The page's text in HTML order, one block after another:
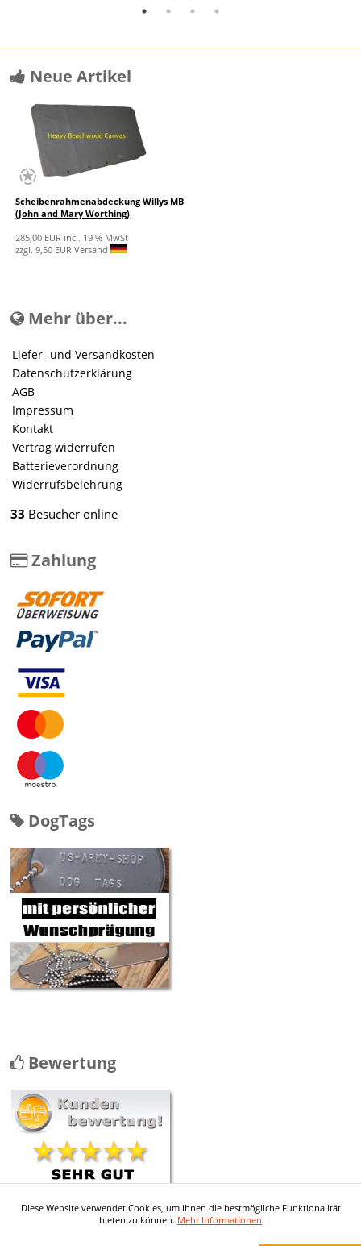
Neue Artikel
Scheibenrahmenabdeckung Willys MB
(John and Mary Worthing)
285,00 EUR incl. 19 % MwSt
zzgl. 9,50 EUR Versand
Mehr über...
Liefer- und Versandkosten
Datenschutzerklärung
AGB
Impressum
Kontakt
Vertrag widerrufen
Batterieverordnung
Widerrufsbelehrung
33 Besucher online
Zahlung
DogTags
Bewertung
mehr ...
Diese Website verwendet Cookies, um Ihnen die bestmögliche Funktionalität
bieten zu können. Mehr Informationen